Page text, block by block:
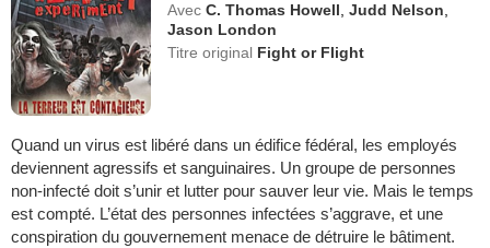
Avec C. Thomas Howell ,Judd Nelson
Jason London
Titre original Fight or Flight
Quand un virus est libéré dans un édifice fédéral, les employés
deviennent agressifs et sanguinaires. Un groupe de personnes
non-infecté doit s’unir et lutter pour sauver leur vie. Mais le temps
est compté. L’état des personnes infectées s’aggrave, et une
conspiration du gouvernement menace de détruire le bâtiment.